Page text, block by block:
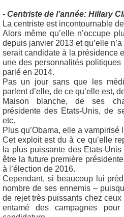
- Centriste de l’année: Hillary
La centriste est incontournable
Alors même qu’elle n’occupe
depuis janvier 2013 et qu’elle
serait candidate à la présidence
une des personnalités
parlé en 2014.
Pas un jour sans que les
parlent d’elle, de ce qu’elle est,
Maison blanche, de ses
présidente des Etats-Unis, de
etc.
Plus qu’Obama, elle a
Cet exploit est du à ce qu’elle
la plus puissante des Etats-
être la future première
à l’élection de 2016.
Cependant, si beaucoup lui
nombre de ses ennemis –
de rejet très puissants chez
entamé des campagnes